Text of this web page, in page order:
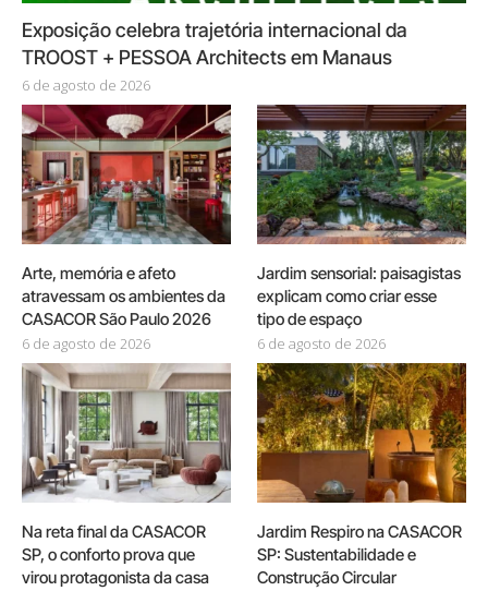
Exposição celebra trajetória internacional da
TROOST + PESSOA Architects em Manaus
6 de agosto de 2026
Arte, memória e afeto
atravessam os ambientes da
CASACOR São Paulo 2026
6 de agosto de 2026
Jardim sensorial: paisagistas
explicam como criar esse
tipo de espaço
6 de agosto de 2026
Na reta final da CASACOR
SP, o conforto prova que
virou protagonista da casa
Jardim Respiro na CASACOR
SP: Sustentabilidade e
Construção Circular